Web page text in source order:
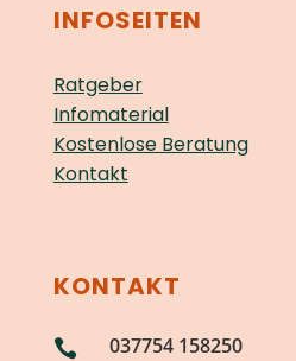
INFOSEITEN
Ratgeber
Infomaterial
Kostenlose Beratung
Kontakt
KONTAKT
 037754 158250